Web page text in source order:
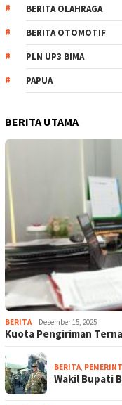
BERITA OLAHRAGA
BERITA OTOMOTIF
PLN UP3 BIMA
PAPUA
BERITA UTAMA
BERITA Desember 15, 2025
Kuota Pengiriman
BERITA
Wakil Bupati